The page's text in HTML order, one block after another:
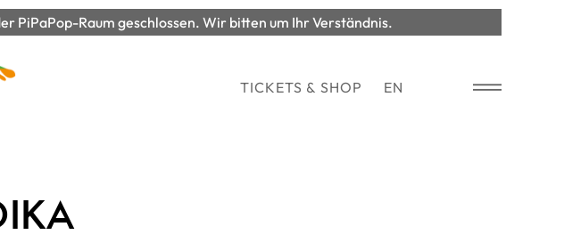
PiPaPop-Raum geschlossen. Wir bitten um Ihr Verständnis.
TICKETS & SHOP EN